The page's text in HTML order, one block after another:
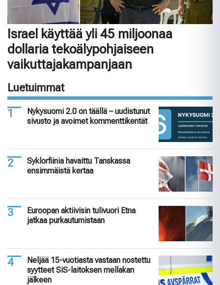
Israel käyttää yli 45 miljoonaa
dollaria tekoälypohjaiseen
vaikuttajakampanjaan
Luetuimmat
Nykysuomi 2.0 on täällä – uudistunut
sivusto ja avoimet kommenttikentät
Syklorfiinia havaittu Tanskassa
ensimmäistä kertaa
Euroopan aktiivisin tulivuori Etna
jatkaa purkautumistaan
Neljää 15-vuotiasta vastaan nostettu
syytteet SiS-laitoksen mellakan
jälkeen